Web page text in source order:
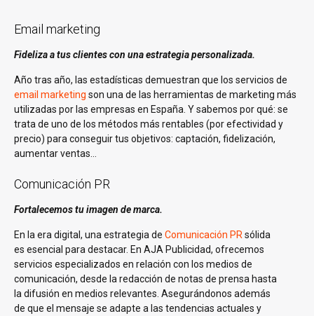
Email marketing
Fideliza a tus clientes con una estrategia personalizada.
Año tras año, las estadísticas demuestran que los servicios de
email marketing son una de las herramientas de marketing más
utilizadas por las empresas en España. Y sabemos por qué: se
trata de uno de los métodos más rentables (por efectividad y
precio) para conseguir tus objetivos: captación, fidelización,
aumentar ventas…
Comunicación PR
Fortalecemos tu imagen de marca.
En la era digital, una estrategia de Comunicación PR sólida
es esencial para destacar. En AJA Publicidad, ofrecemos
servicios especializados en relación con los medios de
comunicación, desde la redacción de notas de prensa hasta
la difusión en medios relevantes. Asegurándonos además
de que el mensaje se adapte a las tendencias actuales y